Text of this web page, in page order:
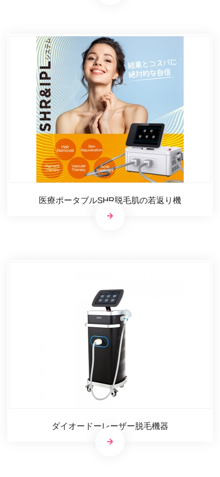
医療ポータブルSHR脱毛肌の若返り機
ダイオードーレーザー脱毛機器